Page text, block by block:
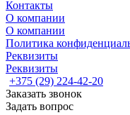
Контакты
О компании
О компании
Политика
Реквизиты
Реквизиты
+375 (29) 224-42-20
Заказать звонок
Задать вопрос